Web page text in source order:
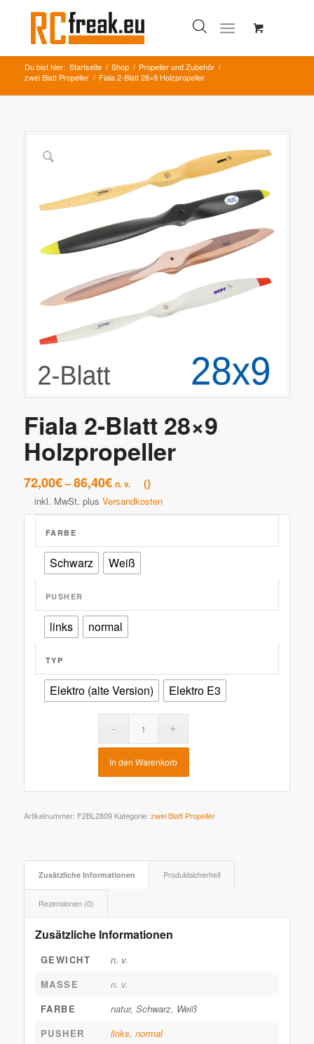
Du bist hier: Startseite / Shop / Propeller und Zubehör /
zwei Blatt Propeller / Fiala 2-Blatt 28×9 Holzpropeller
Fiala 2-Blatt 28×9
Holzpropeller
72,00€–86,40€ n. v.
inkl. MwSt. plus Versandkosten
FARBE
Schwarz Weiß
PUSHER
links normal
TYP
Elektro (alte Version) Elektro E3
In den Warenkorb
Artikelnummer: F2BL2809 Kategorie: zwei Blatt Propeller
Zusätzliche Informationen Produktsicherheit
Rezensionen (0)
Zusätzliche Informationen
GEWICHT
n. v.
MASSE
n. v.
FARBE
natur, Schwarz, Weiß
PUSHER
links, normal